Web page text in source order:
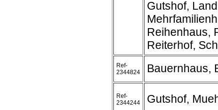
Gutshof,
Reihenhaus,
Reiterhof,
Ref-
2344824
Bauernhaus,
Ref-
2344244
Gutshof,